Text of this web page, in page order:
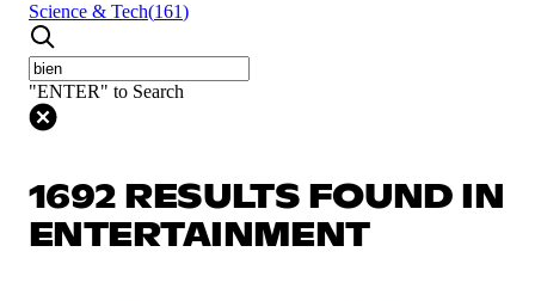
Science & Tech(161)
"ENTER" to Search
1692 RESULTS FOUND IN
ENTERTAINMENT